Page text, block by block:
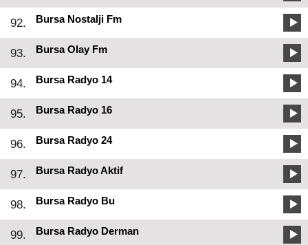
92. Bursa Nostalji Fm
93. Bursa Olay Fm
94. Bursa Radyo 14
95. Bursa Radyo 16
96. Bursa Radyo 24
97. Bursa Radyo Aktif
98. Bursa Radyo Bu
99. Bursa Radyo Derman